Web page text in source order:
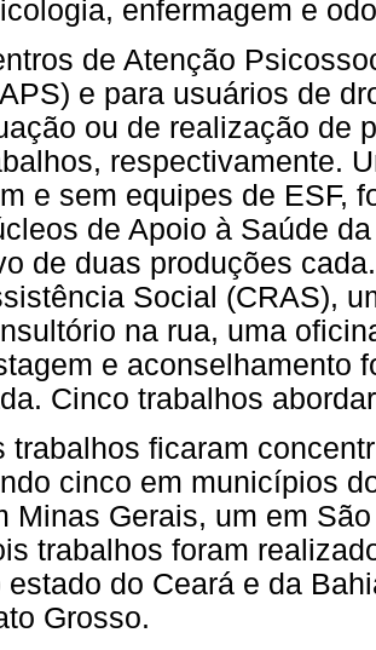
enfermagem e
de Atenção
e para usuários de
ou de realização de
respectivamente.
e sem equipes de ESF,
de Apoio à Saúde
de duas produções
Social (CRAS),
na rua, uma
e aconselhamento
Cinco trabalhos
trabalhos ficaram
cinco em municípios
Minas Gerais, um em
trabalhos foram
estado do Ceará e da
Grosso.